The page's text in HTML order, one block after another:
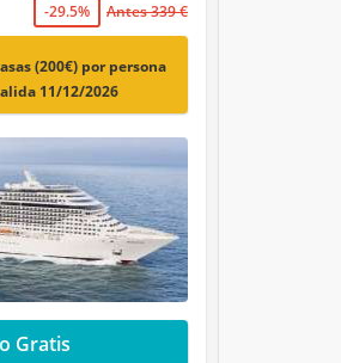
-29.5% Antes 339 €
(200€) por persona
11/12/2026
Gratis